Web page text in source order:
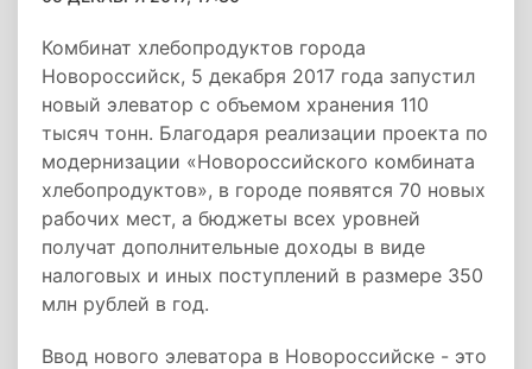
Комбинат хлебопродуктов города
Новороссийск, 5 декабря 2017 года запустил
новый элеватор с объемом хранения 110
тысяч тонн. Благодаря реализации проекта по
модернизации «Новороссийского комбината
хлебопродуктов», в городе появятся 70 новых
рабочих мест, а бюджеты всех уровней
получат дополнительные доходы в виде
налоговых и иных поступлений в размере 350
млн рублей в год.
Ввод нового элеватора в Новороссийске - это